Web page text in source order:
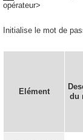
opérateur>
Initialise le mot de
Elément
du